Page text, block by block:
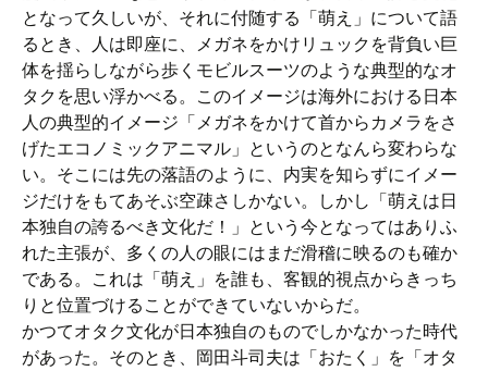
となって久しいが、それに付随する「萌え」について語
るとき、人は即座に、メガネをかけリュックを背負い巨
体を揺らしながら歩くモビルスーツのような典型的なオ
タクを思い浮かべる。このイメージは海外における日本
人の典型的イメージ「メガネをかけて首からカメラをさ
げたエコノミックアニマル」というのとなんら変わらな
い。そこには先の落語のように、内実を知らずにイメー
ジだけをもてあそぶ空疎さしかない。しかし「萌えは日
本独自の誇るべき文化だ！」という今となってはありふ
れた主張が、多くの人の眼にはまだ滑稽に映るのも確か
である。これは「萌え」を誰も、客観的視点からきっち
りと位置づけることができていないからだ。
かつてオタク文化が日本独自のものでしかなかった時代
があった。そのとき、岡田斗司夫は「おたく」を「オタ